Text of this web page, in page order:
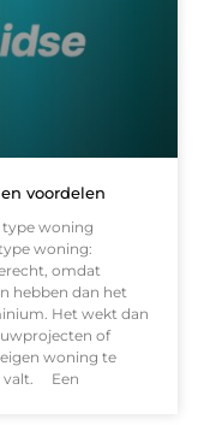
voordelen
type woning
woning:
omdat
hebben dan het
Het wekt dan
of
woning te
valt. Een